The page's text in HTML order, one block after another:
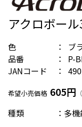
アクロボー
色
ブ
品番
P-
JANコード
希望小売価格 605円
種類 ：多機能